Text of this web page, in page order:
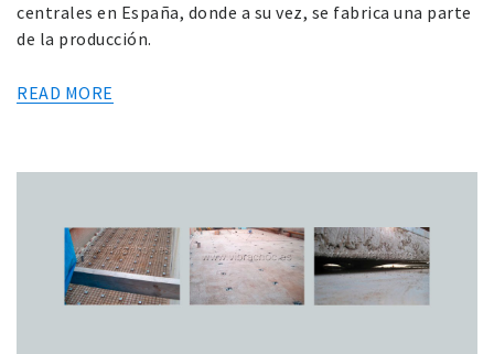
centrales en España, donde a su vez, se fabrica una parte
de la producción.
READ MORE